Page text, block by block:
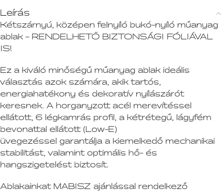
Leírás
Kétszárnyú, középen felnyíló bukó-nyíló műanyag
ablak – RENDELHETŐ BIZTONSÁGI FÓLIÁVAL
IS!
Ez a kiváló minőségű műanyag ablak ideális
választás azok számára, akik tartós,
energiahatékony és dekoratív nyílászárót
keresnek. A horganyzott acél merevítéssel
ellátott, 6 légkamrás profil, a kétrétegű, lágyfém
bevonattal ellátott (Low-E)
üvegezéssel garantálja a kiemelkedő mechanikai
stabilitást, valamint optimális hő- és
hangszigetelést biztosít.
Ablakainkat MABISZ ajánlással rendelkező